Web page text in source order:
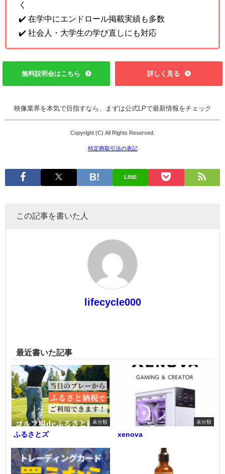
く
✔️ 在学中にエンドロール掲載実績も多数
✔️ 社会人・大学生の学び直しにも対応
無料説明会はこちら 詳しく見る
映像業界を本気で目指すなら、まずは公式LPで最新情報をチェック
Copyright (C) All Rights Reserved.
特定商取引法の表記
LINE
この記事を書いた人
lifecycle000
最近書いた記事
未分類
ふるさとズ
未分類
xenova